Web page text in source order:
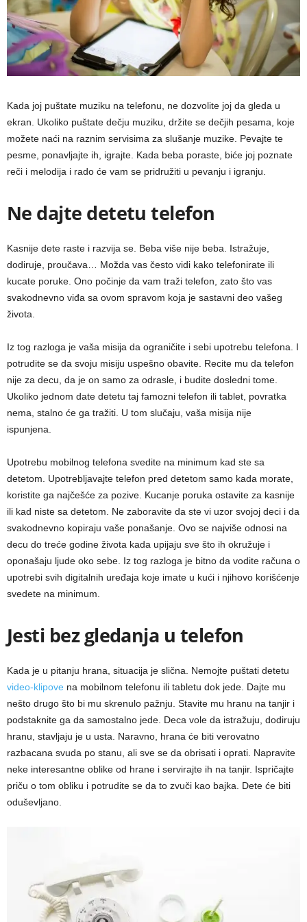
Kada joj puštate muziku na telefonu, ne dozvolite joj da gleda u
ekran. Ukoliko puštate dečju muziku, držite se dečjih pesama, koje
možete naći na raznim servisima za slušanje muzike. Pevajte te
pesme, ponavljajte ih, igrajte. Kada beba poraste, biće joj poznate
reči i melodija i rado će vam se pridružiti u pevanju i igranju.
Ne dajte detetu telefon
Kasnije dete raste i razvija se. Beba više nije beba. Istražuje,
dodiruje, proučava… Možda vas često vidi kako telefonirate ili
kucate poruke. Ono počinje da vam traži telefon, zato što vas
svakodnevno viđa sa ovom spravom koja je sastavni deo vašeg
života.
Iz tog razloga je vaša misija da ograničite i sebi upotrebu telefona. I
potrudite se da svoju misiju uspešno obavite. Recite mu da telefon
nije za decu, da je on samo za odrasle, i budite dosledni tome.
Ukoliko jednom date detetu taj famozni telefon ili tablet, povratka
nema, stalno će ga tražiti. U tom slučaju, vaša misija nije
ispunjena.
Upotrebu mobilnog telefona svedite na minimum kad ste sa
detetom. Upotrebljavajte telefon pred detetom samo kada morate,
koristite ga najčešće za pozive. Kucanje poruka ostavite za kasnije
ili kad niste sa detetom. Ne zaboravite da ste vi uzor svojoj deci i da
svakodnevno kopiraju vaše ponašanje. Ovo se najviše odnosi na
decu do treće godine života kada upijaju sve što ih okružuje i
oponašaju ljude oko sebe. Iz tog razloga je bitno da vodite računa o
upotrebi svih digitalnih uređaja koje imate u kući i njihovo korišćenje
svedete na minimum.
Jesti bez gledanja u telefon
Kada je u pitanju hrana, situacija je slična. Nemojte puštati detetu
video-klipove na mobilnom telefonu ili tabletu dok jede. Dajte mu
nešto drugo što bi mu skrenulo pažnju. Stavite mu hranu na tanjir i
podstaknite ga da samostalno jede. Deca vole da istražuju, dodiruju
hranu, stavljaju je u usta. Naravno, hrana će biti verovatno
razbacana svuda po stanu, ali sve se da obrisati i oprati. Napravite
neke interesantne oblike od hrane i servirajte ih na tanjir. Ispričajte
priču o tom obliku i potrudite se da to zvuči kao bajka. Dete će biti
oduševljano.